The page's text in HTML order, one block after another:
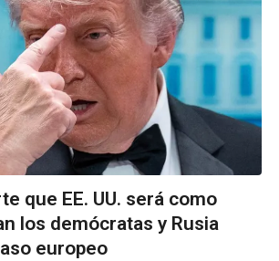
que EE. UU. será como
los demócratas y Rusia
europeo